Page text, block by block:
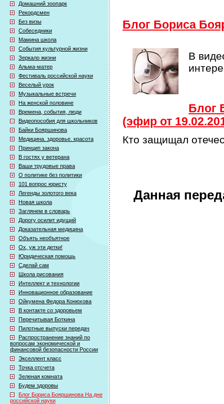
Домашний зоопарк
Рекордсмен
Без визы
Собеседники
Мамина школа
События культурной жизни
Зеркало жизни
Альма-матер
Фестиваль российской науки
Веселый урок
Музыкальные встречи
На женской половине
Времена, события, люди
Видеопособия для школьников
Байки Бояршинова
Медицина. здоровье. красота
Принцип закона
В гостях у ветерана
Ваши трудовые права
О политике без политики
101 вопрос юристу
Легенды золотого века
Новая школа
Заглянем в словарь
Дорогу осилит идущий
Доказательная медицина
Объять необъятное
Ох, уж эти детки!
Юридическая помощь
Сделай сам
Школа рисования
Интеллект и технологии
Инновационное образование
Ойкумена Федора Конюхова
В контакте со здоровьем
Перечитывая Боткина
Пилотные выпуски передач
Распространение знаний по
вопросам экономической и
финансовой безопасности России
Экселлент класс
Точка отсчета
Зеленая комната
Будем здоровы
Блог Бориса Бояршинова На дне
российской науки
Блог Бориса
В
Блог
(эфир от
Кто защищал
Данная